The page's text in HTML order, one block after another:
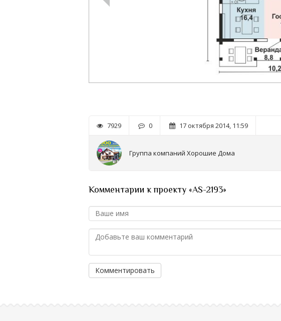
7929 0 17 октября 2014, 11:59
Группа компаний Хорошие Дома
Комментарии к проекту «AS-2193»
Комментировать